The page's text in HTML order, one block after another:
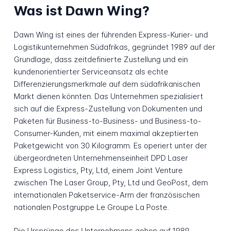
Was ist Dawn Wing?
Dawn Wing ist eines der führenden Express-Kurier- und
Logistikunternehmen Südafrikas, gegründet 1989 auf der
Grundlage, dass zeitdefinierte Zustellung und ein
kundenorientierter Serviceansatz als echte
Differenzierungsmerkmale auf dem südafrikanischen
Markt dienen könnten. Das Unternehmen spezialisiert
sich auf die Express-Zustellung von Dokumenten und
Paketen für Business-to-Business- und Business-to-
Consumer-Kunden, mit einem maximal akzeptierten
Paketgewicht von 30 Kilogramm. Es operiert unter der
übergeordneten Unternehmenseinheit DPD Laser
Express Logistics, Pty, Ltd, einem Joint Venture
zwischen The Laser Group, Pty, Ltd und GeoPost, dem
internationalen Paketservice-Arm der französischen
nationalen Postgruppe Le Groupe La Poste.